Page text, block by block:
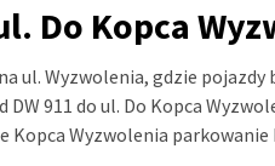
Do Kopca
Wyzwolenia, gdzie pojazdy
911 do ul. Do Kopca
Kopca Wyzwolenia